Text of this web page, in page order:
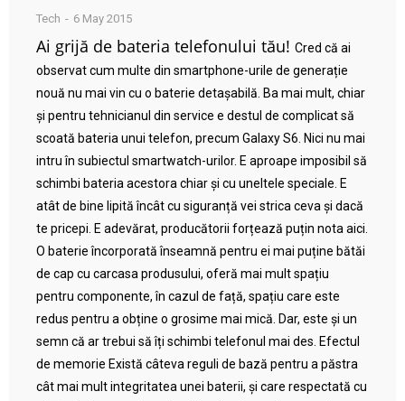
Tech 6 May 2015
Ai grijă de bateria telefonului tău! Cred că ai
observat cum multe din smartphone-urile de generație
nouă nu mai vin cu o baterie detașabilă. Ba mai mult, chiar
și pentru tehnicianul din service e destul de complicat să
scoată bateria unui telefon, precum Galaxy S6. Nici nu mai
intru în subiectul smartwatch-urilor. E aproape imposibil să
schimbi bateria acestora chiar și cu uneltele speciale. E
atât de bine lipită încât cu siguranță vei strica ceva și dacă
te pricepi. E adevărat, producătorii forțează puțin nota aici.
O baterie încorporată înseamnă pentru ei mai puține bătăi
de cap cu carcasa produsului, oferă mai mult spațiu
pentru componente, în cazul de față, spațiu care este
redus pentru a obține o grosime mai mică. Dar, este și un
semn că ar trebui să îți schimbi telefonul mai des. Efectul
de memorie Există câteva reguli de bază pentru a păstra
cât mai mult integritatea unei baterii, și care respectată cu